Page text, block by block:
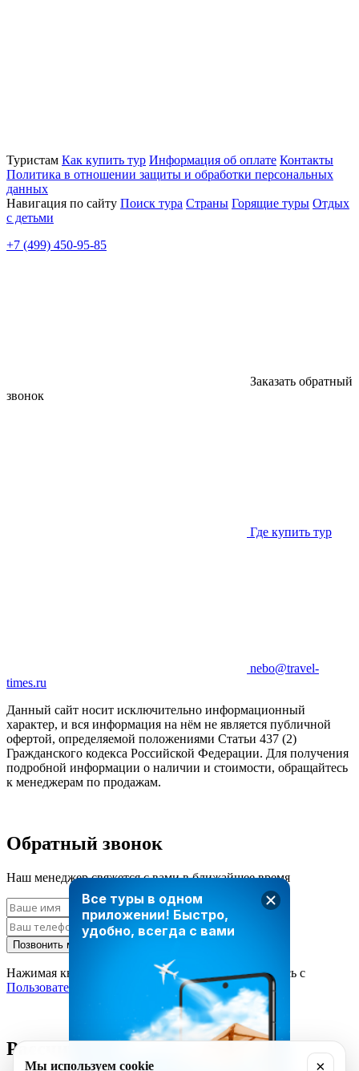
Все туры в одном
приложении! Быстро,
удобно, всегда с вами
Туристам Как купить тур Информация об оплате Контакты
Политика в отношении защиты и обработки персональных
данных
Навигация по сайту Поиск тура Страны Горящие туры Отдых
с детьми
+7 (499) 450-95-85
Заказать обратный
звонок
Где купить тур
nebo@travel-
times.ru
Данный сайт носит исключительно информационный
характер, и вся информация на нём не является публичной
офертой, определяемой положениями Статьи 437 (2)
Гражданского кодекса Российской Федерации. Для получения
подробной информации о наличии и стоимости, обращайтесь
к менеджерам по продажам.
Обратный звонок
Наш менеджер свяжется с вами в ближайшее время
Позвонить мне
Нажимая кнопку «Позвонить мне», вы соглашаетесь с
Пользовательским соглашением
Рассчитать стоимость тура
Мы используем cookie ×